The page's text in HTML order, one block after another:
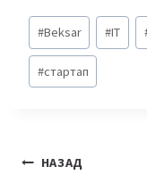
Метки
записи:
#Beksar #IT
#стартап
Навигация
НАЗАД